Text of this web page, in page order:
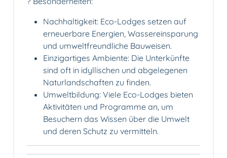
Nachhaltigkeit: Eco-Lodges setzen auf
erneuerbare Energien, Wassereinsparung
und umweltfreundliche Bauweisen.
Einzigartiges Ambiente: Die Unterkünfte
sind oft in idyllischen und abgelegenen
Naturlandschaften zu finden.
Umweltbildung: Viele Eco-Lodges bieten
Aktivitäten und Programme an, um
Besuchern das Wissen über die Umwelt
und deren Schutz zu vermitteln.